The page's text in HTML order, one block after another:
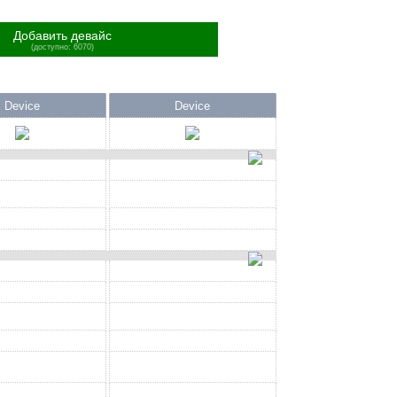
Добавить девайс
(доступно: 6070)
Device Device